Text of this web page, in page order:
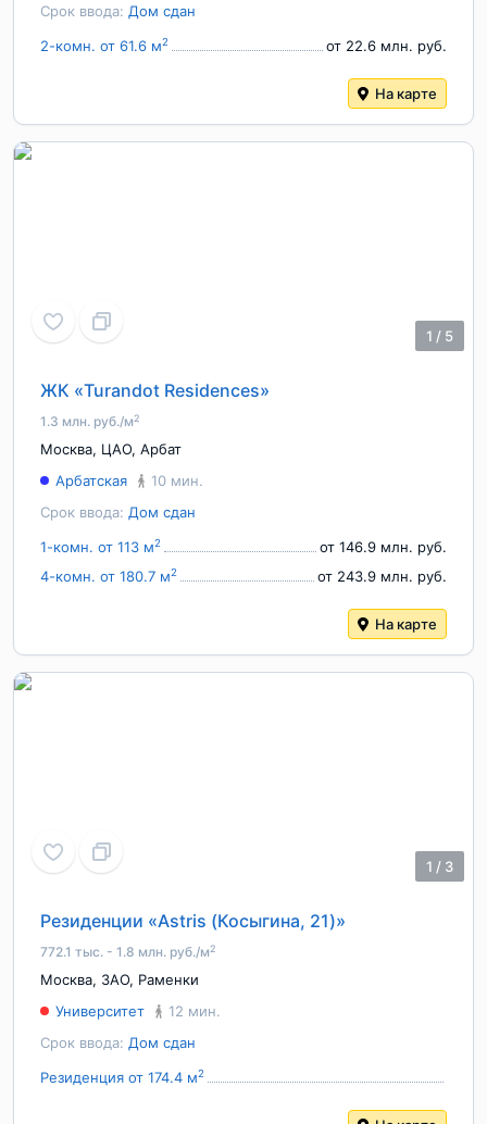
Срок ввода: Дом сдан
2-комн. от 61.6 м2 от 22.6 млн. руб.
На карте
1 / 5
ЖК «Turandot Residences»
1.3 млн. руб./м2
Москва, ЦАО, Арбат
Срок ввода: Дом сдан
Арбатская 10 мин.
1-комн. от 113 м2
от 146.9 млн. руб.
4-комн. от 180.7 м2 от 243.9 млн. руб.
На карте
1 / 3
Резиденции «Astris (Косыгина, 21)»
772.1 тыс. - 1.8 млн. руб./м2
Москва, ЗАО, Раменки
Срок ввода: Дом сдан
Университет 12 мин.
Резиденция от 174.4 м2